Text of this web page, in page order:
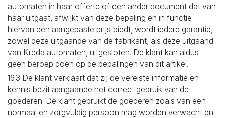
automaten in haar offerte of een ander document dat van
haar uitgaat, afwijkt van deze bepaling en in functie
hiervan een aangepaste prijs biedt, wordt iedere garantie,
zowel deze uitgaande van de fabrikant, als deze uitgaand
van Kreda automaten, uitgesloten. De klant kan aldus
geen beroep doen op de bepalingen van dit artikel.
16.3 De klant verklaart dat zij de vereiste informatie en
kennis bezit aangaande het correct gebruik van de
goederen. De klant gebruikt de goederen zoals van een
normaal en zorgvuldig persoon mag worden verwacht en